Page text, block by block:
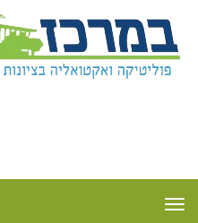
תפריט